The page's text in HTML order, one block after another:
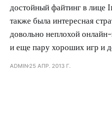
достойный файтинг в
также была интересная
довольно неплохой
и еще пару хороших игр и
ADMIN 25 АПР. 2013 Г.